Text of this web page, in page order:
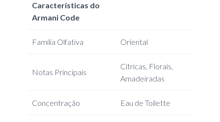
Características do
Armani Code
Família Olfativa Oriental
Notas Principais
Cítricas, Florais,
Amadeiradas
Concentração Eau de Toilette